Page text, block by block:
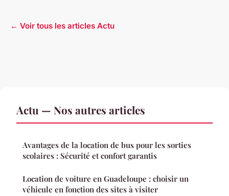
← Voir tous les articles Actu
Actu — Nos autres articles
Avantages de la location de bus pour les sorties
scolaires : Sécurité et confort garantis
Location de voiture en Guadeloupe : choisir un
véhicule en fonction des sites à visiter